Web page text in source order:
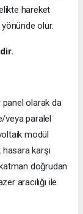
hareket
olur.
olarak da
veya paralel
modül
karşı
doğrudan
aracılığı ile